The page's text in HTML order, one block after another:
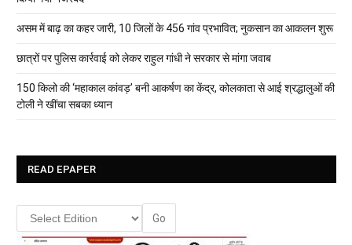
असम में बाढ़ का कहर जारी, 10 जिलों के 456 गांव प्रभावित; नुकसान का आकलन शुरू
छात्रों पर पुलिस कार्रवाई को लेकर राहुल गांधी ने सरकार से मांगा जवाब
150 किलो की ‘महाकाल कांवड़’ बनी आकर्षण का केंद्र, कोलकाता से आई श्रद्धालुओं की
टोली ने खींचा सबका ध्यान
READ EPAPER